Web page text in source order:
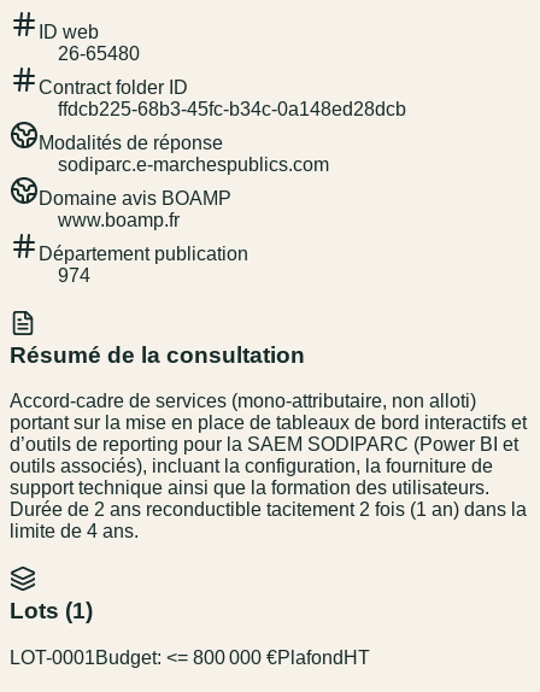
ID web
26-65480
Contract folder ID
ffdcb225-68b3-45fc-b34c-0a148ed28dcb
Modalités de réponse
sodiparc.e-marchespublics.com
Domaine avis BOAMP
www.boamp.fr
Département publication
974
Résumé de la consultation
Accord-cadre de services (mono-attributaire, non alloti)
portant sur la mise en place de tableaux de bord interactifs et
d’outils de reporting pour la SAEM SODIPARC (Power BI et
outils associés), incluant la configuration, la fourniture de
support technique ainsi que la formation des utilisateurs.
Durée de 2 ans reconductible tacitement 2 fois (1 an) dans la
limite de 4 ans.
Lots (1)
LOT-0001Budget: <= 800 000 €Plafond HT